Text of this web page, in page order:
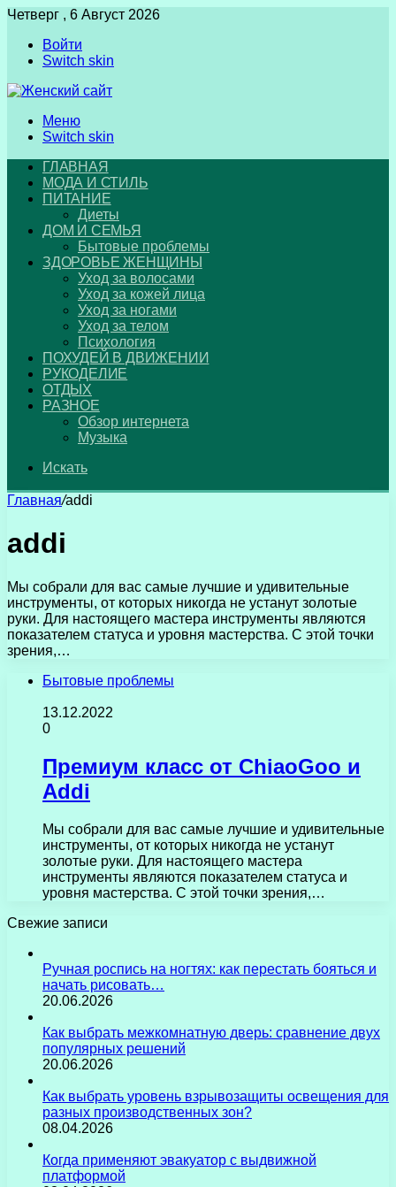
Четверг , 6 Август 2026
Войти
Switch skin
Меню
Switch skin
ГЛАВНАЯ
МОДА И СТИЛЬ
ПИТАНИЕ
Диеты
ДОМ И СЕМЬЯ
Бытовые проблемы
ЗДОРОВЬЕ ЖЕНЩИНЫ
Уход за волосами
Уход за кожей лица
Уход за ногами
Уход за телом
Психология
ПОХУДЕЙ В ДВИЖЕНИИ
РУКОДЕЛИЕ
ОТДЫХ
РАЗНОЕ
Обзор интернета
Музыка
Искать
Главная/addi
addi
Мы собрали для вас самые лучшие и удивительные
инструменты, от которых никогда не устанут золотые
руки. Для настоящего мастера инструменты являются
показателем статуса и уровня мастерства. С этой точки
зрения,…
Бытовые проблемы
13.12.2022
0
Премиум класс от ChiaoGoo и
Addi
Мы собрали для вас самые лучшие и удивительные
инструменты, от которых никогда не устанут
золотые руки. Для настоящего мастера
инструменты являются показателем статуса и
уровня мастерства. С этой точки зрения,…
Свежие записи
Ручная роспись на ногтях: как перестать бояться и
начать рисовать…
20.06.2026
Как выбрать межкомнатную дверь: сравнение двух
популярных решений
20.06.2026
Как выбрать уровень взрывозащиты освещения для
разных производственных зон?
08.04.2026
Когда применяют эвакуатор с выдвижной
платформой